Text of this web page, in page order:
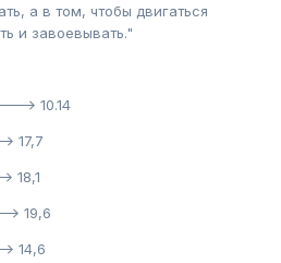
а в том, чтобы двигаться
и завоевывать."
> 10.14
17,7
18,1
> 19,6
14,6